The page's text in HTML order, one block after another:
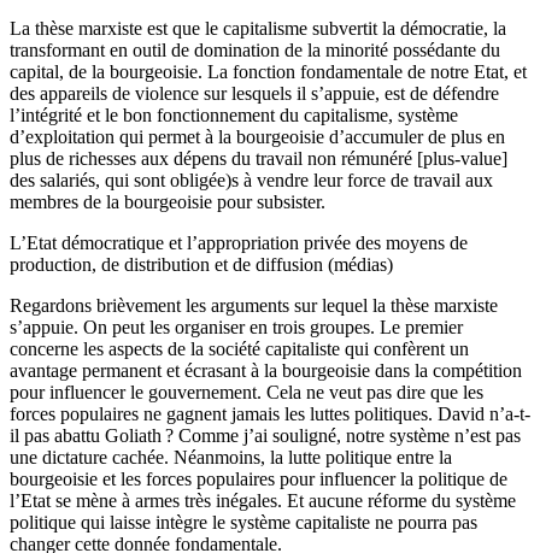
La thèse marxiste est que le capitalisme subvertit la démocratie, la
transformant en outil de domination de la minorité possédante du
capital, de la bourgeoisie. La fonction fondamentale de notre Etat, et
des appareils de violence sur lesquels il s’appuie, est de défendre
l’intégrité et le bon fonctionnement du capitalisme, système
d’exploitation qui permet à la bourgeoisie d’accumuler de plus en
plus de richesses aux dépens du travail non rémunéré [plus-value]
des salariés, qui sont obligée)s à vendre leur force de travail aux
membres de la bourgeoisie pour subsister.
L’Etat démocratique et l’appropriation privée des moyens de
production, de distribution et de diffusion (médias)
Regardons brièvement les arguments sur lequel la thèse marxiste
s’appuie. On peut les organiser en trois groupes. Le premier
concerne les aspects de la société capitaliste qui confèrent un
avantage permanent et écrasant à la bourgeoisie dans la compétition
pour influencer le gouvernement. Cela ne veut pas dire que les
forces populaires ne gagnent jamais les luttes politiques. David n’a-t-
il pas abattu Goliath ? Comme j’ai souligné, notre système n’est pas
une dictature cachée. Néanmoins, la lutte politique entre la
bourgeoisie et les forces populaires pour influencer la politique de
l’Etat se mène à armes très inégales. Et aucune réforme du système
politique qui laisse intègre le système capitaliste ne pourra pas
changer cette donnée fondamentale.